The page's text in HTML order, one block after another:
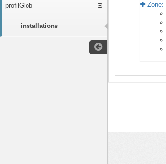
profilGlob
installations
Zone: